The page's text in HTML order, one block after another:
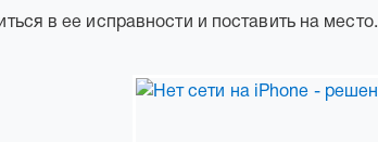
в ее исправности и поставить на место.